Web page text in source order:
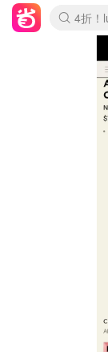
4折
还没
速领
疑似